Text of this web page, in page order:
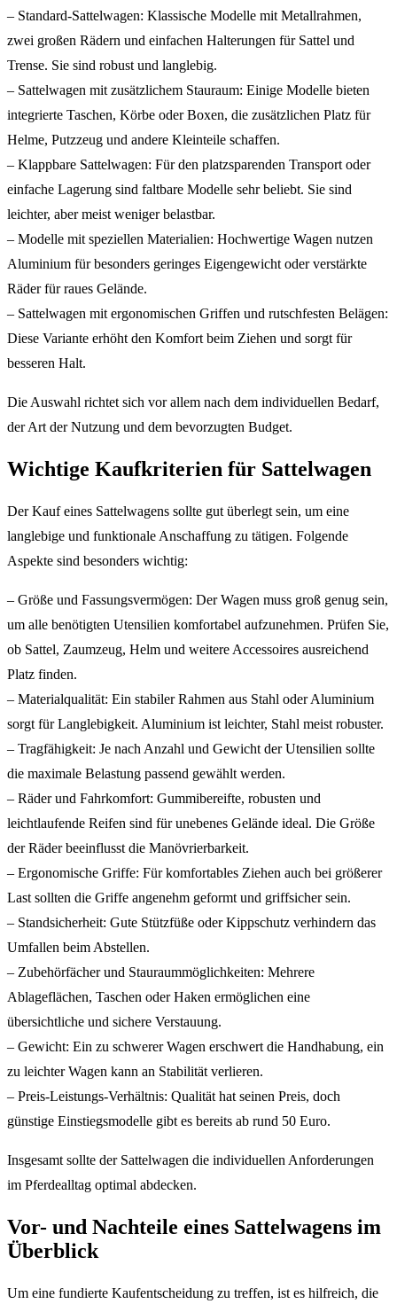
– Standard-Sattelwagen: Klassische Modelle mit Metallrahmen,
zwei großen Rädern und einfachen Halterungen für Sattel und
Trense. Sie sind robust und langlebig.
– Sattelwagen mit zusätzlichem Stauraum: Einige Modelle bieten
integrierte Taschen, Körbe oder Boxen, die zusätzlichen Platz für
Helme, Putzzeug und andere Kleinteile schaffen.
– Klappbare Sattelwagen: Für den platzsparenden Transport oder
einfache Lagerung sind faltbare Modelle sehr beliebt. Sie sind
leichter, aber meist weniger belastbar.
– Modelle mit speziellen Materialien: Hochwertige Wagen nutzen
Aluminium für besonders geringes Eigengewicht oder verstärkte
Räder für raues Gelände.
– Sattelwagen mit ergonomischen Griffen und rutschfesten Belägen:
Diese Variante erhöht den Komfort beim Ziehen und sorgt für
besseren Halt.
Die Auswahl richtet sich vor allem nach dem individuellen Bedarf,
der Art der Nutzung und dem bevorzugten Budget.
Wichtige Kaufkriterien für Sattelwagen
Der Kauf eines Sattelwagens sollte gut überlegt sein, um eine
langlebige und funktionale Anschaffung zu tätigen. Folgende
Aspekte sind besonders wichtig:
– Größe und Fassungsvermögen: Der Wagen muss groß genug sein,
um alle benötigten Utensilien komfortabel aufzunehmen. Prüfen Sie,
ob Sattel, Zaumzeug, Helm und weitere Accessoires ausreichend
Platz finden.
– Materialqualität: Ein stabiler Rahmen aus Stahl oder Aluminium
sorgt für Langlebigkeit. Aluminium ist leichter, Stahl meist robuster.
– Tragfähigkeit: Je nach Anzahl und Gewicht der Utensilien sollte
die maximale Belastung passend gewählt werden.
– Räder und Fahrkomfort: Gummibereifte, robusten und
leichtlaufende Reifen sind für unebenes Gelände ideal. Die Größe
der Räder beeinflusst die Manövrierbarkeit.
– Ergonomische Griffe: Für komfortables Ziehen auch bei größerer
Last sollten die Griffe angenehm geformt und griffsicher sein.
– Standsicherheit: Gute Stützfüße oder Kippschutz verhindern das
Umfallen beim Abstellen.
– Zubehörfächer und Stauraummöglichkeiten: Mehrere
Ablageflächen, Taschen oder Haken ermöglichen eine
übersichtliche und sichere Verstauung.
– Gewicht: Ein zu schwerer Wagen erschwert die Handhabung, ein
zu leichter Wagen kann an Stabilität verlieren.
– Preis-Leistungs-Verhältnis: Qualität hat seinen Preis, doch
günstige Einstiegsmodelle gibt es bereits ab rund 50 Euro.
Insgesamt sollte der Sattelwagen die individuellen Anforderungen
im Pferdealltag optimal abdecken.
Vor- und Nachteile eines Sattelwagens im
Überblick
Um eine fundierte Kaufentscheidung zu treffen, ist es hilfreich, die